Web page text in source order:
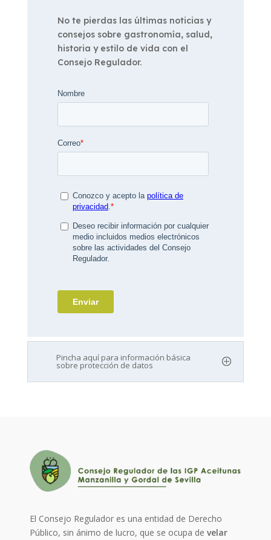
No te pierdas las últimas noticias y
consejos sobre gastronomía, salud,
historia y estilo de vida con el
Consejo Regulador.
Pincha aquí para información básica
sobre protección de datos
El Consejo Regulador es una entidad de Derecho
Público, sin ánimo de lucro, que se ocupa develar